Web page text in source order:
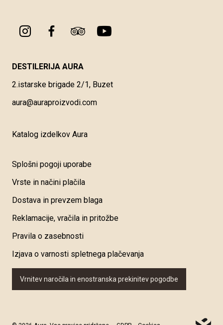
DESTILERIJA AURA
2.istarske brigade 2/1, Buzet
aura@auraproizvodi.com
Katalog izdelkov Aura
Splošni pogoji uporabe
Vrste in načini plačila
Dostava in prevzem blaga
Reklamacije, vračila in pritožbe
Pravila o zasebnosti
Izjava o varnosti spletnega plačevanja
Vrnitev naročila in enostranska prekinitev pogodbe